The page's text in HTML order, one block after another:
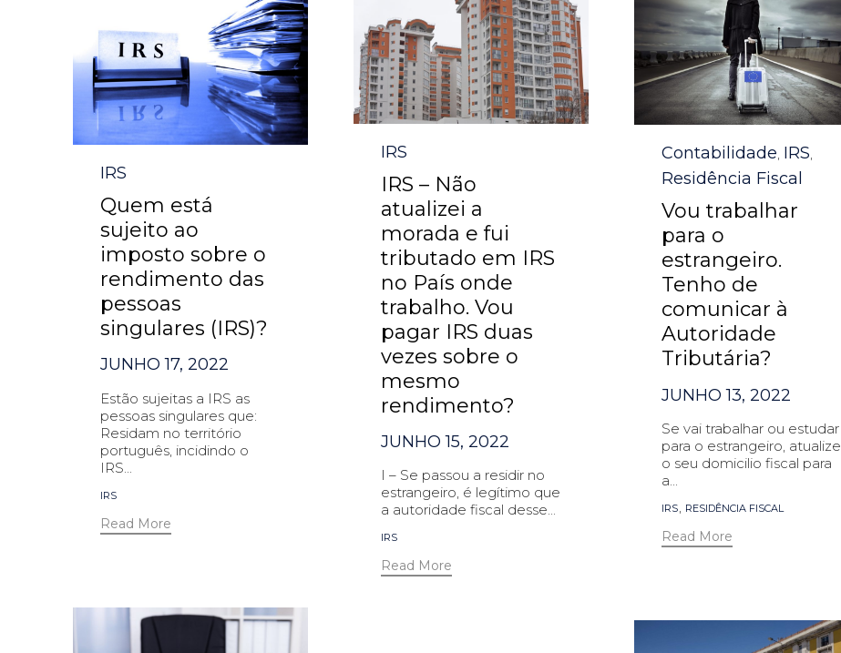
Category
IRS
Quem está
sujeito ao
imposto sobre o
rendimento das
pessoas
singulares (IRS)?
JUNHO 17, 2022
Estão sujeitas a IRS as
pessoas singulares que:
Residam no território
português, incidindo o
IRS...
Tags
IRS
Read More
Category
IRS
IRS – Não
atualizei a
morada e fui
tributado em IRS
no País onde
trabalho. Vou
pagar IRS duas
vezes sobre o
mesmo
rendimento?
JUNHO 15, 2022
I – Se passou a residir no
estrangeiro, é legítimo que
a autoridade fiscal desse...
Tags
IRS
Read More
Category
Contabilidade, IRS,
Residência Fiscal
Vou trabalhar
para o
estrangeiro.
Tenho de
comunicar à
Autoridade
Tributária?
JUNHO 13, 2022
Se vai trabalhar ou estudar
para o estrangeiro, atualize
o seu domicilio fiscal para
a...
Tags
IRS, RESIDÊNCIA FISCAL
Read More